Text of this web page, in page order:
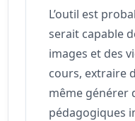
L’outil est
serait capable
images et des
cours, extraire
même générer
pédagogiques